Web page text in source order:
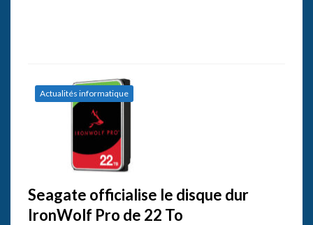
Actualités informatique
Seagate officialise le disque dur
IronWolf Pro de 22 To